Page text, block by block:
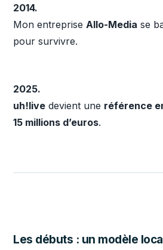
2014.
Mon entreprise Allo-Media se
pour survivre.
2025.
uh!live devient une référence
15 millions d’euros.
Les débuts : un modèle